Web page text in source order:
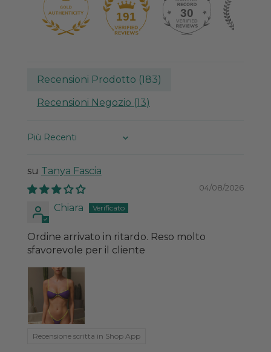
191 30
Recensioni Prodotto (183)
Recensioni Negozio (13)
Sort by
Tanya Fascia
04/08/2026
Chiara
Ordine arrivato in ritardo. Reso molto
sfavorevole per il cliente
Recensione scritta in Shop App